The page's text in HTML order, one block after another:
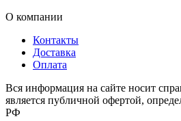
О компании
Контакты
Доставка
Оплата
Вся информация на сайте носит
является публичной офертой,
РФ